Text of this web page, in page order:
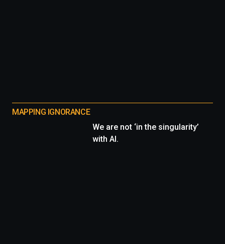
MAPPING IGNORANCE
We are not ‘in the singularity’
with AI.